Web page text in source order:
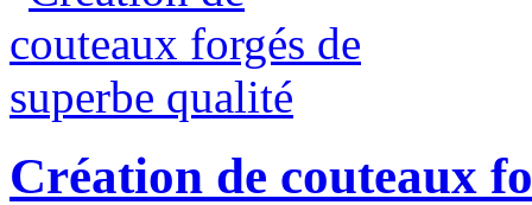
Création de couteaux